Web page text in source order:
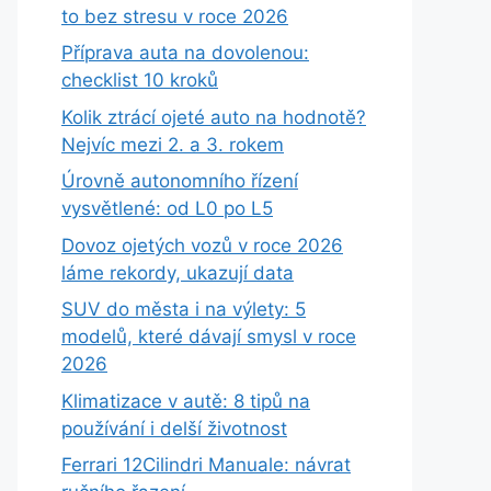
to bez stresu v roce 2026
Příprava auta na dovolenou:
checklist 10 kroků
Kolik ztrácí ojeté auto na hodnotě?
Nejvíc mezi 2. a 3. rokem
Úrovně autonomního řízení
vysvětlené: od L0 po L5
Dovoz ojetých vozů v roce 2026
láme rekordy, ukazují data
SUV do města i na výlety: 5
modelů, které dávají smysl v roce
2026
Klimatizace v autě: 8 tipů na
používání i delší životnost
Ferrari 12Cilindri Manuale: návrat